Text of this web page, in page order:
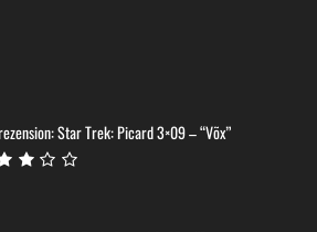
Star Trek: Picard 3×09 – “Võx”